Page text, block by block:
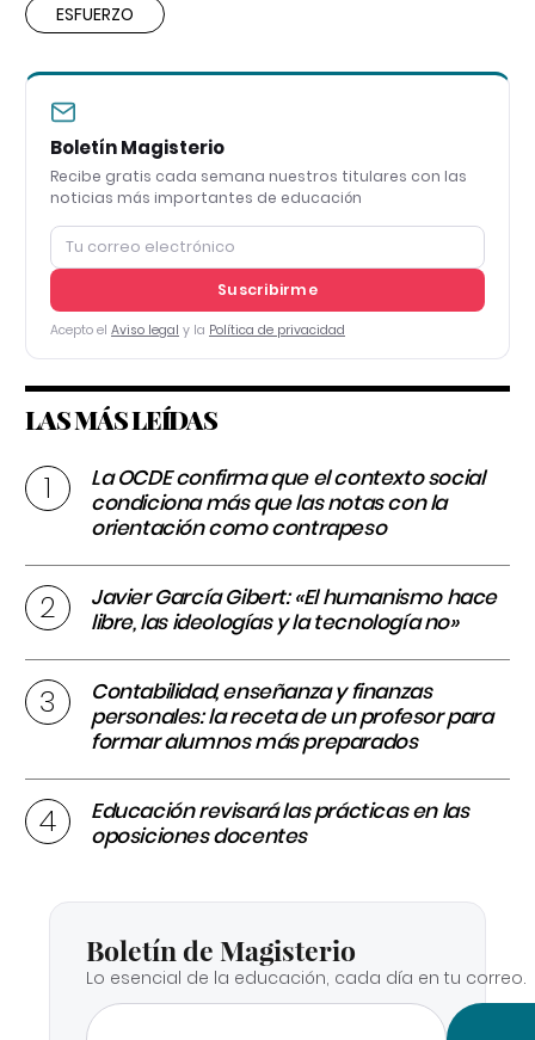
ESFUERZO
Boletín Magisterio
Recibe gratis cada semana nuestros titulares con las
noticias más importantes de educación
Suscribirme
Acepto el Aviso legal y la Política de privacidad
LAS MÁS LEÍDAS
La OCDE confirma que el contexto social
condiciona más que las notas con la
orientación como contrapeso
Javier García Gibert: «El humanismo hace
libre, las ideologías y la tecnología no»
Contabilidad, enseñanza y finanzas
personales: la receta de un profesor para
formar alumnos más preparados
Educación revisará las prácticas en las
oposiciones docentes
Boletín de Magisterio
Lo esencial de la educación, cada día en tu correo.